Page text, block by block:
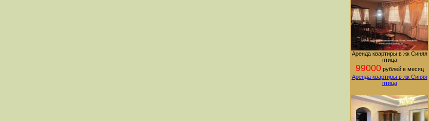
Аренда квартиры в жк Синяя
птица
99000рублей в месяц
Аренда квартиры в жк Синяя
птица